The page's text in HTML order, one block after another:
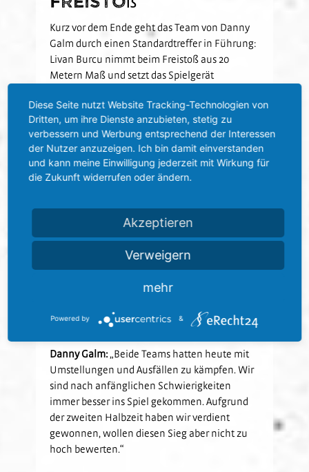
Kurz vor dem Ende geht das Team von Danny
Galm durch einen Standardtreffer in Führung:
Livan Burcu nimmt beim Freistoß aus 20
Metern Maß und setzt das Spielgerät
rechten Pfosten (88.). Mit der letzten Aktion
erhält der SVS sogar noch die Chance, die
Führung auszubauen: Nach einem Tiefenlauf
von Burcu bringt dieser einen scharfen
Flachpass in die Mitte, den der eingewechselte
Meier im Rutschen nur um Zentimeter
Stimmen zum Spiel
„Wir haben gegen einen
Gegner aus der 2. Bundesliga gut mitgehalten
und uns am Ende mit dem verdienten Sieg
Leistung anzuknüpfen.“
Danny Galm: „Beide Teams hatten heute mit
Umstellungen und Ausfällen zu kämpfen. Wir
sind nach anfänglichen Schwierigkeiten
immer besser ins Spiel gekommen. Aufgrund
der zweiten Halbzeit haben wir verdient
gewonnen, wollen diesen Sieg aber nicht zu
hoch bewerten.“
Diese Seite nutzt Website Tracking-Technologien von
Dritten, um ihre Dienste anzubieten, stetig zu
verbessern und Werbung entsprechend der Interessen
der Nutzer anzuzeigen. Ich bin damit einverstanden
und kann meine Einwilligung jederzeit mit Wirkung für
die Zukunft widerrufen oder ändern.
Akzeptieren
Verweigern
mehr
Powered by &